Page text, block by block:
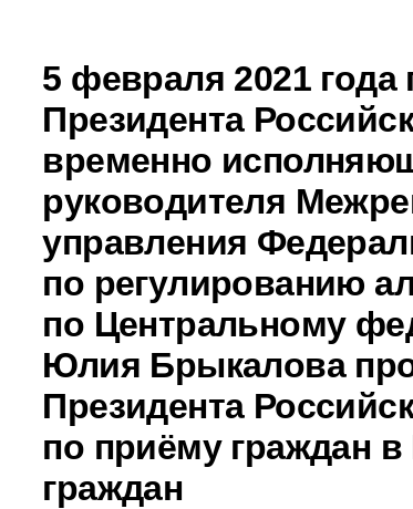
5 февраля 2021
Президента
временно
руководителя
управления
по регулированию
по Центральному
Юлия Брыкалова
Президента
по приёму граждан
граждан